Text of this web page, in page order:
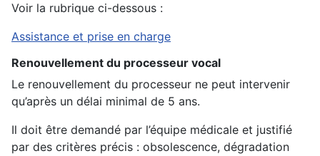
Voir la rubrique ci-dessous :
Assistance et prise en charge
Renouvellement du processeur vocal
Le renouvellement du processeur ne peut intervenir
qu’après un délai minimal de 5 ans.
Il doit être demandé par l’équipe médicale et justifié
par des critères précis : obsolescence, dégradation